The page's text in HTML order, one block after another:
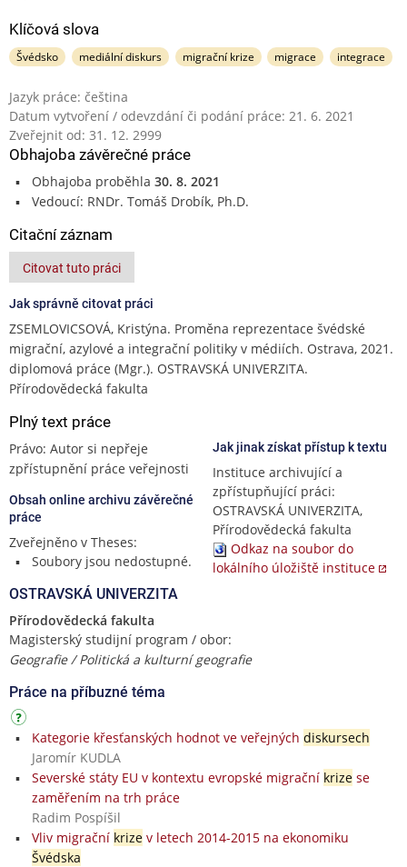
Klíčová slova
Švédsko mediální diskurs migrační krize migrace integrace
Jazyk práce: čeština
Datum vytvoření / odevzdání či podání práce: 21. 6. 2021
Zveřejnit od: 31. 12. 2999
Obhajoba závěrečné práce
Obhajoba proběhla 30. 8. 2021
Vedoucí: RNDr. Tomáš Drobík, Ph.D.
Citační záznam
Citovat tuto práci
Jak správně citovat práci
ZSEMLOVICSOVÁ, Kristýna. Proměna reprezentace švédské
migrační, azylové a integrační politiky v médiích. Ostrava, 2021.
diplomová práce (Mgr.). OSTRAVSKÁ UNIVERZITA.
Přírodovědecká fakulta
Plný text práce
Právo: Autor si nepřeje
zpřístupnění práce veřejnosti
Obsah online archivu závěrečné
práce
Zveřejněno v Theses:
Soubory jsou nedostupné.
Jak jinak získat přístup k textu
Instituce archivující a
zpřístupňující práci:
OSTRAVSKÁ UNIVERZITA,
Přírodovědecká fakulta
Odkaz na soubor do
lokálního úložiště instituce
OSTRAVSKÁ UNIVERZITA
Přírodovědecká fakulta
Magisterský studijní program / obor:
Geografie / Politická a kulturní geografie
Práce na příbuzné téma
Kategorie křesťanských hodnot ve veřejných diskursech
Jaromír KUDLA
Severské státy EU v kontextu evropské migrační krizese
zaměřením na trh práce
Radim Pospíšil
Vliv migrační krizev letech 2014-2015 na ekonomiku
Švédska